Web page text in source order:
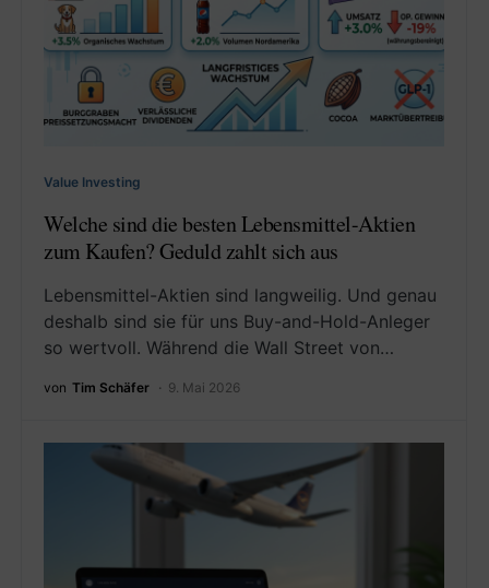
Value Investing
Welche sind die besten Lebensmittel-Aktien
zum Kaufen? Geduld zahlt sich aus
Lebensmittel-Aktien sind langweilig. Und genau
deshalb sind sie für uns Buy-and-Hold-Anleger
so wertvoll. Während die Wall Street von…
von Tim Schäfer 9. Mai 2026